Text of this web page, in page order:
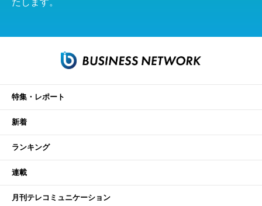
たします。
特集・レポート
新着
ランキング
連載
月刊テレコミュニケーション